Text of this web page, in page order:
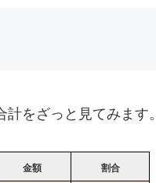
計をざっと見てみます。
金額 割合